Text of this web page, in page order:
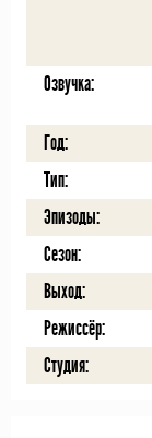
Озвучка:
Год:
Тип:
Эпизоды:
Сезон:
Выход:
Режиссёр:
Студия: